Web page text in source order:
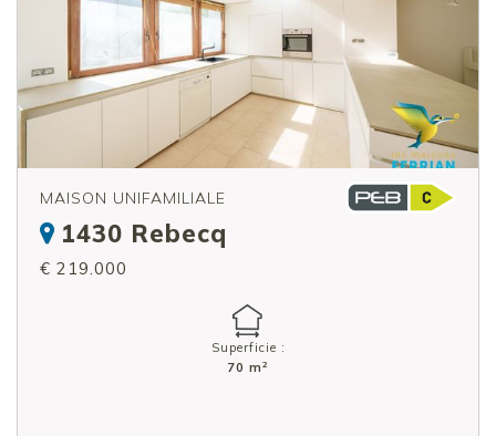
MAISON UNIFAMILIALE
1430 Rebecq
€ 219.000
Superficie :
70 m 2